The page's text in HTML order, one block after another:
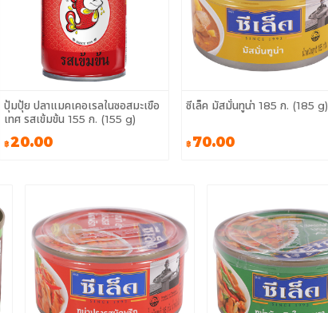
ปุ้มปุ้ย ปลาแมคเคอเรลในซอสมะเขือ
เทศ รสเข้มข้น 155 ก. (155 g)
฿20.00
ซีเล็ค มัสมั่นทูน่า 185 ก. (185 g)
฿ 70.00